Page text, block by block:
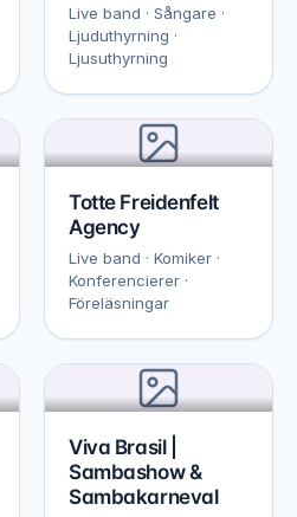
Live band · Sångare ·
Ljuduthyrning ·
Ljusuthyrning
Totte Freidenfelt
Agency
Live band · Komiker ·
Konferencierer ·
Föreläsningar
Viva Brasil |
Sambashow &
Sambakarneval